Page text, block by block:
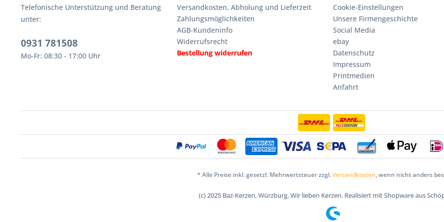
Telefonische Unterstützung und Beratung
unter:
0931 781508
Mo-Fr: 08:30 - 17:00 Uhr
Versandkosten, Abholung und Lieferzeit
Zahlungsmöglichkeiten
AGB-Kundeninfo
Widerrufsrecht
Bestellung widerrufen
Cookie-Einstellungen
Unsere Firmengeschichte
Social Media
ebay
Datenschutz
Impressum
Printmedien
Anfahrt
* Alle Preise inkl. gesetzl. Mehrwertsteuer zzgl.Versandkosten, wenn nicht anders
(c) 2025 Baz-Kerzen, Würzburg. Wir lieben Kerzen. Realisiert mit Shopware aus